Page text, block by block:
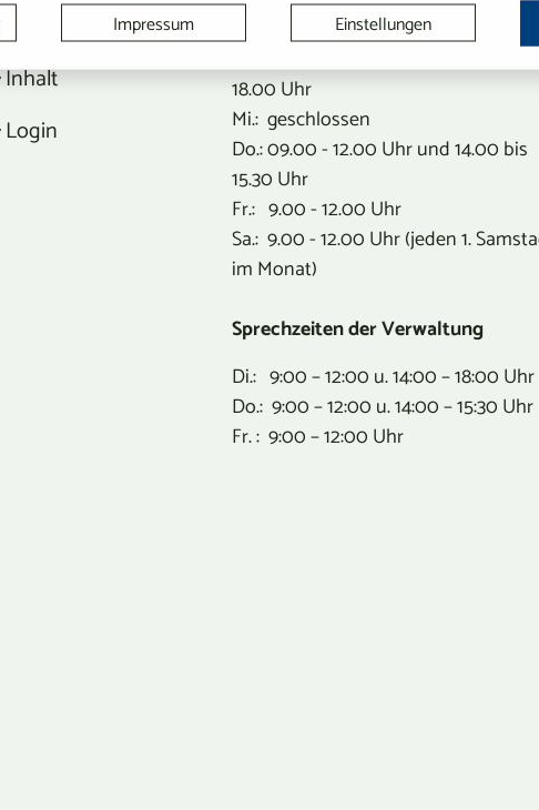
Impressum Einstellungen
Inhalt
Login
Mo.: 9:00 - 12.00 Uhr
18.00 Uhr
Mi.: geschlossen
Do.: 09.00 - 12.00 Uhr und 14.00 bis
15.30 Uhr
Fr.: 9.00 - 12.00 Uhr
Sa.: 9.00 - 12.00 Uhr (jeden 1.
im Monat)
Sprechzeiten der Verwaltung
Di.: 9:00 – 12:00 u. 14:00 – 18:00 Uhr
Do.: 9:00 – 12:00 u. 14:00 – 15:30 Uhr
Fr. : 9:00 – 12:00 Uhr